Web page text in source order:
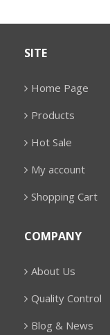
SITE
Home Page
Products
Hot Sale
My account
Shopping Cart
COMPANY
About Us
Quality Control
Blog & News